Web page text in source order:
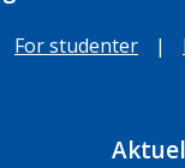
For studenter |